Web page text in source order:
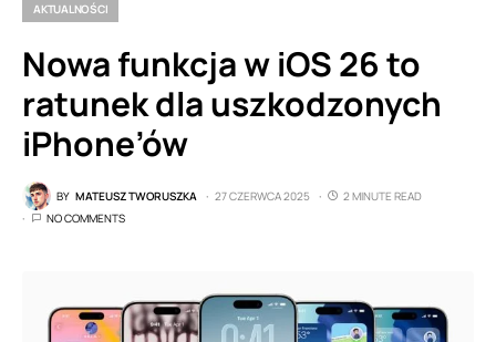
AKTUALNOŚCI
Nowa funkcja w iOS 26 to
ratunek dla uszkodzonych
iPhone’ów
BY MATEUSZ TWORUSZKA 27 CZERWCA 2025
2 MINUTE READ
NO COMMENTS